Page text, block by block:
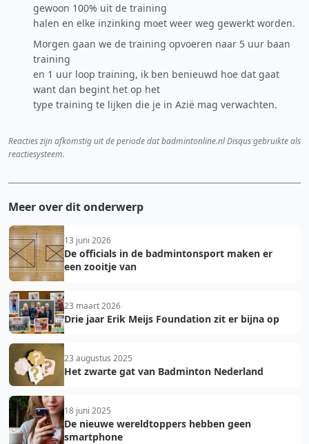
gewoon 100% uit de training
halen en elke inzinking moet weer weg gewerkt worden.
Morgen gaan we de training opvoeren naar 5 uur baan
training
en 1 uur loop training, ik ben benieuwd hoe dat gaat
want dan begint het op het
type training te lijken die je in Azië mag verwachten.
Reacties zijn afkomstig uit de periode dat badmintonline.nl Disqus gebruikte als
reactiesysteem.
Meer over dit onderwerp
13 juni 2026
De officials in de badmintonsport maken er
een zooitje van
23 maart 2026
Drie jaar Erik Meijs Foundation zit er bijna op
23 augustus 2025
Het zwarte gat van Badminton Nederland
18 juni 2025
De nieuwe wereldtoppers hebben geen
smartphone